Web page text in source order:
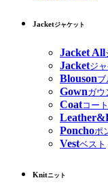
Jacketジャケット
Jacket All
Jacketジ
Blousonブ
Gownガウ
Coatコート
Ponchoポ
Vestベスト
Knitニット